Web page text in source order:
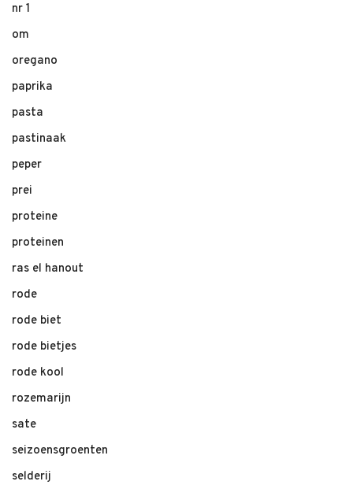
nr 1
om
oregano
paprika
pasta
pastinaak
peper
prei
proteine
proteinen
ras el hanout
rode
rode biet
rode bietjes
rode kool
rozemarijn
sate
seizoensgroenten
selderij